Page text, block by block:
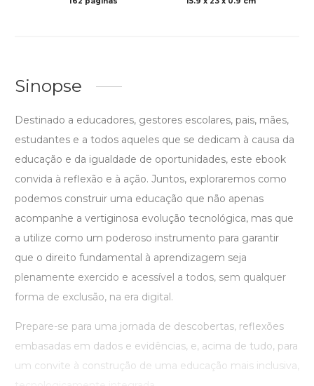
Sinopse
Destinado a educadores, gestores escolares, pais, mães,
estudantes e a todos aqueles que se dedicam à causa da
educação e da igualdade de oportunidades, este ebook
convida à reflexão e à ação. Juntos, exploraremos como
podemos construir uma educação que não apenas
acompanhe a vertiginosa evolução tecnológica, mas que
a utilize como um poderoso instrumento para garantir
que o direito fundamental à aprendizagem seja
plenamente exercido e acessível a todos, sem qualquer
forma de exclusão, na era digital.
Prepare-se para uma jornada de descobertas, reflexões
embasadas em dados e evidências, e, acima de tudo, para
um convite à construção de uma educação mais inclusiva,